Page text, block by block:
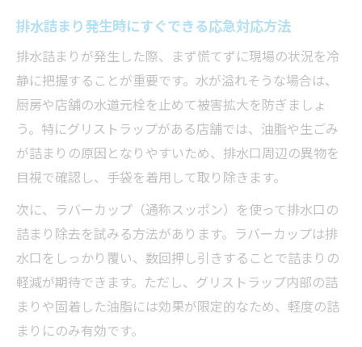
排水詰まり発生時にすぐできる応急対応方法
排水詰まりが発生した際、まず慌てずに現場の状況を冷
静に把握することが重要です。水が溢れそうな場合は、
厨房や店舗の水道元栓を止めて被害拡大を防ぎましょ
う。特にグリストラップがある店舗では、油脂や生ごみ
が詰まりの原因となりやすいため、排水口周辺の異物を
目視で確認し、手袋を着用して取り除きます。
次に、ラバーカップ（通称スッポン）を使って排水口の
詰まり除去を試みる方法があります。ラバーカップは排
水口をしっかり覆い、数回押し引きすることで詰まりの
軽減が期待できます。ただし、グリストラップ内部の詰
まりや固着した油脂には効果が限定的なため、軽度の詰
まりにのみ有効です。